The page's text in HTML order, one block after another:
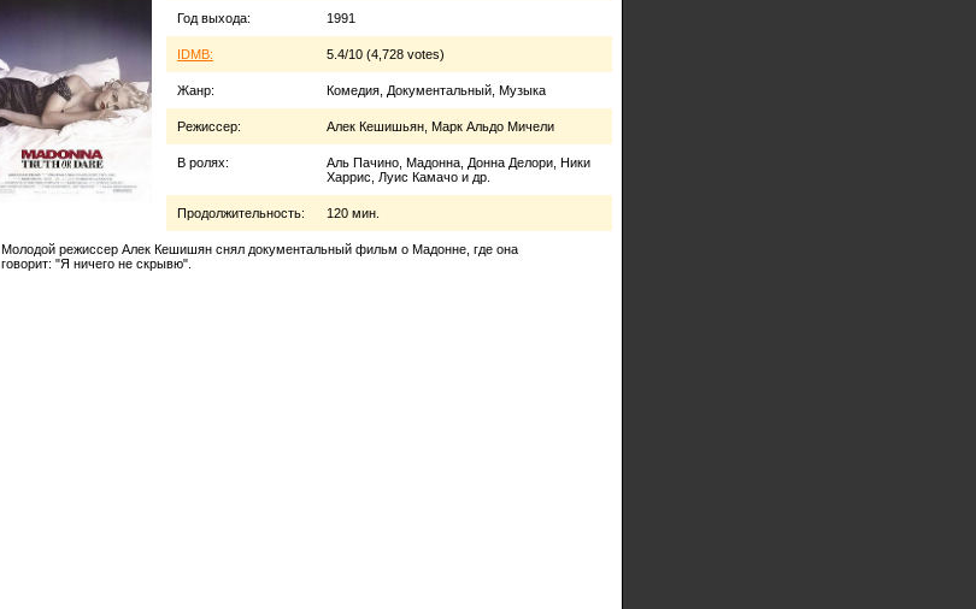
Год выхода: 1991
IDMB: 5.4/10 (4,728 votes)
Жанр: Комедия, Документальный, Музыка
Режиссер: Алек Кешишьян, Марк Альдо Мичели
В ролях:
Аль Пачино, Мадонна, Донна Делори, Ники
Харрис, Луис Камачо и др.
Продолжительность: 120 мин.
Молодой режиссер Алек Кешишян снял документальный фильм о Мадонне, где она
говорит: "Я ничего не скрывю".